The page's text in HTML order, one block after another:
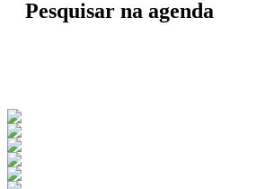
Pesquisar na agenda